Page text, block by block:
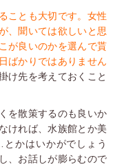
ことも大切です。女性
、聞いては欲しいと思
が良いのかを選んで貰
ばかりではありません
け先を考えておくこと
を散策するのも良いか
ければ、水族館とか美
かはいかがでしょう
、お話しが膨らむので